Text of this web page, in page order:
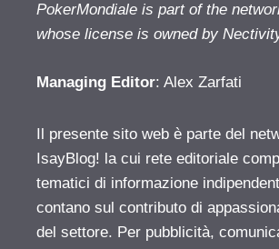
PokerMondiale is part of the
whose license is owned by
Managing Editor: Alex Zarfati
Il presente sito web è parte del
IsayBlog! la cui rete editoriale
tematici di informazione
contano sul contributo di
del settore. Per pubblicità,